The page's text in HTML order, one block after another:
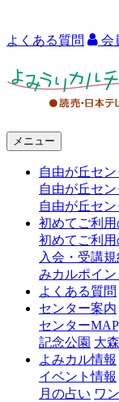
よくある質問 会
メニュー
自由が丘セ
自由が丘セ
自由が丘セ
初めてご利
初めてご利
入会・受講規
みカルポイン
よくある質問
センター案内
センターMAP
記念公園 大森
よみカル情報
イベント情報
月の占い ワ